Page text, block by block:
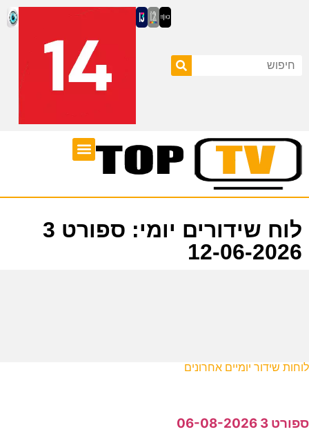
לוח שידורים יומי: ספורט 3
12-06-2026
לוחות שידור יומיים אחרונים
ספורט 3 06-08-2026